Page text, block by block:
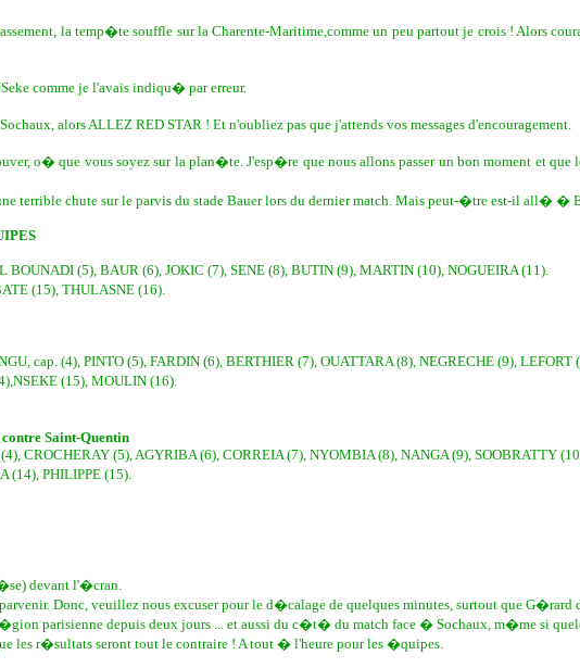
la temp�te souffle sur la Charente-Maritime,comme un peu partout je crois ! Alors
comme je l'avais indiqu� par erreur.
alors ALLEZ RED STAR ! Et n'oubliez pas que j'attends vos messages d'encouragement.
o� que vous soyez sur la plan�te. J'esp�re que nous allons passer un bon moment et
terrible chute sur le parvis du stade Bauer lors du dernier match. Mais peut-�tre est-il all�
BOUNADI (5), BAUR (6), JOKIC (7), SENE (8), BUTIN (9), MARTIN (10), NOGUEIRA (11).
(15), THULASNE (16).
cap. (4), PINTO (5), FARDIN (6), BERTHIER (7), OUATTARA (8), NEGRECHE (9), LEFORT
(15), MOULIN (16).
Saint-Quentin
CROCHERAY (5), AGYRIBA (6), CORREIA (7), NYOMBIA (8), NANGA (9), SOOBRATTY
PHILIPPE (15).
devant l'�cran.
Donc, veuillez nous excuser pour le d�calage de quelques minutes, surtout que G�rard
parisienne depuis deux jours ... et aussi du c�t� du match face � Sochaux, m�me si
les r�sultats seront tout le contraire ! A tout � l'heure pour les �quipes.